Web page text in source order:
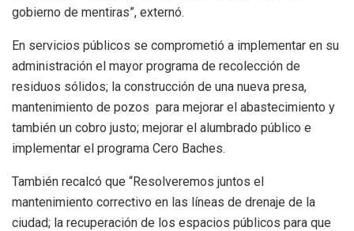
gobierno de mentiras”, externó.
En servicios públicos se comprometió a implementar en su
administración el mayor programa de recolección de
residuos sólidos; la construcción de una nueva presa,
mantenimiento de pozos para mejorar el abastecimiento y
también un cobro justo; mejorar el alumbrado público e
implementar el programa Cero Baches.
También recalcó que “Resolveremos juntos el
mantenimiento correctivo en las líneas de drenaje de la
ciudad; la recuperación de los espacios públicos para que